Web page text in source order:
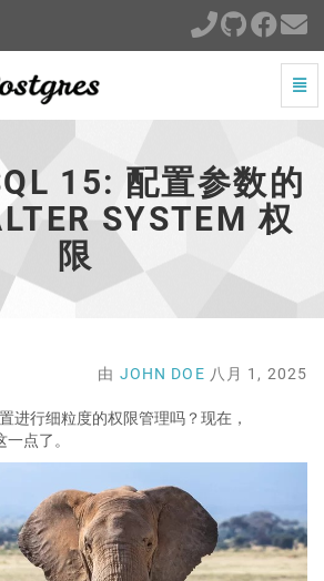
切
换
15: 配置参数的
SYSTEM 权
限
由 JOHN DOE 八月 1, 2025
进行细粒度的权限管理吗？现在，
点了。